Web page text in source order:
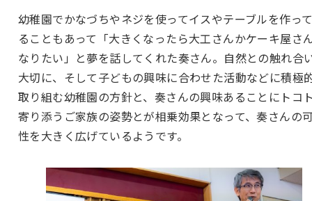
幼稚園でかなづちやネジを使ってイスやテーブルを作っ
ることもあって「大きくなったら大工さんかケーキ屋さ
なりたい」と夢を話してくれた奏さん。自然との触れ合
大切に、そして子どもの興味に合わせた活動などに積極
取り組む幼稚園の方針と、奏さんの興味あることにトコ
寄り添うご家族の姿勢とが相乗効果となって、奏さんの
性を大きく広げているようです。